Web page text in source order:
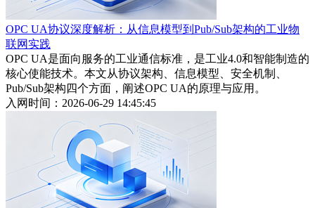
OPC UA协议深度解析：从信息模型到Pub/Sub架构的工业物
联网实践
OPC UA是面向服务的工业通信标准，是工业4.0和智能制造的
核心使能技术。本文从协议架构、信息模型、安全机制、
Pub/Sub架构四个方面，阐述OPC UA的原理与应用。
入网时间：2026-06-29 14:45:45